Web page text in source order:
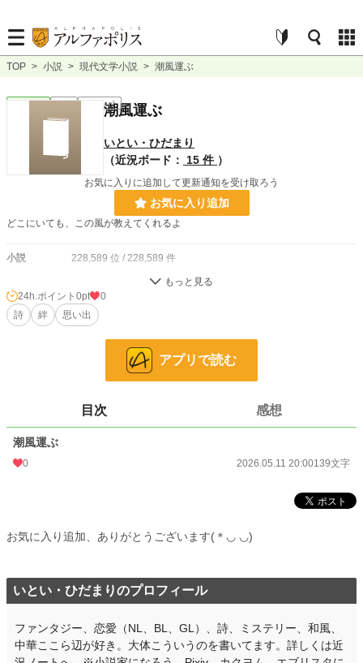
TOP > 小説 > 現代文学小説 > 潮風運ぶ
現代文学 完結 ｼｮｰﾄｼｮｰﾄ潮風運ぶ
いとい・ひだまり
（近況ボード：
15 件 ）
お気に入りに追加して更新通知を受け取ろう
お気に入り追加
どこにいても、この風が教えてくれるよ
小説 228,589 位 / 228,589 件
お気に入り 1
初回公開日時 2026.05.11 20:00
初回完結日時
年間ポイント 942 pt (86,062 位)
24h.ポイント 0pt
0
詩
絆 思い出
アプリで読む
目次 感想
潮風運ぶ
0 2026.05.11 20:00139文字
お気に入り追加、ありがとうございます(＊◡ ◡)
いとい・ひだまりのプロフィール
ファンタジー、恋愛（NL、BL、GL）、詩、ミステリー、和風、
中華ここら辺が好き。大体こういうのを書いてます。詳しくは近